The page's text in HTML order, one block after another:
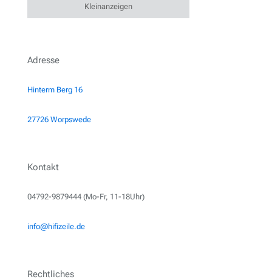
Kleinanzeigen
Adresse
Hinterm Berg 16
27726 Worpswede
Kontakt
04792-9879444 (Mo-Fr, 11-18Uhr)
info@hifizeile.de
Rechtliches